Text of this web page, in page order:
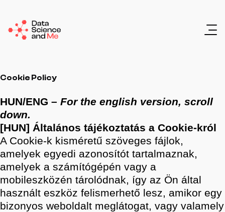
Cookie Policy
HUN/ENG – For the english version, scroll
down.
[HUN] Általános tájékoztatás a Cookie-król
A Cookie-k kisméretű szöveges fájlok,
amelyek egyedi azonosítót tartalmaznak,
amelyek a számítógépén vagy a
mobileszközén tárolódnak, így az Ön által
használt eszköz felismerhető lesz, amikor egy
bizonyos weboldalt meglátogat, vagy valamely